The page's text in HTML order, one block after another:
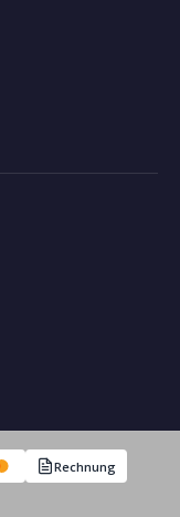
Rechnung